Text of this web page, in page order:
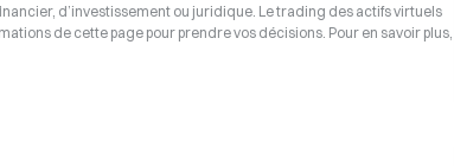
d’investissement ou juridique. Le trading des actifs virtuels
de cette page pour prendre vos décisions. Pour en savoir plus,